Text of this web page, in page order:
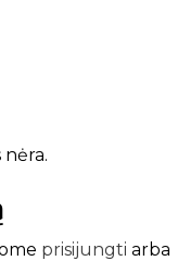
prisijungti arba